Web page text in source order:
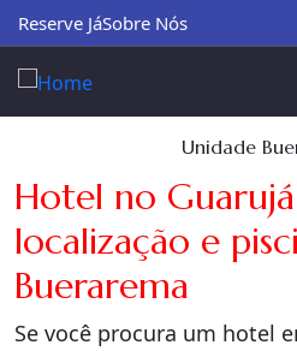
Reserve JáSobre Nós
Unidade
Hotel no
localização e
Buerarema
Se você procura um hotel